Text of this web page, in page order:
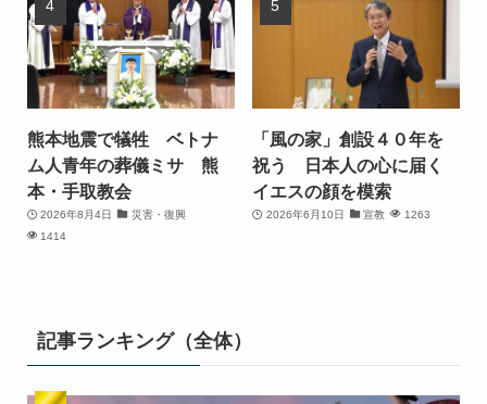
熊本地震で犠牲 ベトナ
ム人青年の葬儀ミサ 熊
本・手取教会
2026年8月4日
災害・復興
1414
「風の家」創設４０年を
祝う 日本人の心に届く
イエスの顔を模索
2026年6月10日 宣教 1263
記事ランキング（全体）